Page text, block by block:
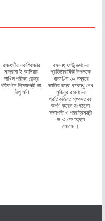
রাজধানীর বকশিবাজার
মাদরাসা ই আলিয়ায়
দাখিল পরীক্ষা কেন্দ্র
পরিদর্শনে শিক্ষামন্ত্রী ডা.
দীপু মনি
বঙ্গবন্ধু ফাউন্ডেশনের
প্রতিষ্ঠাবার্ষিকী উপলক্ষে
ধানমণ্ডি ৩২ নম্বরে
জাতির জনক বঙ্গবন্ধু শেখ
মুজিবুর রহমানের
প্রতিকৃতিতে পুষ্পস্তবক
অর্পণ করেন সংগঠনের
সভাপতি ও পররাষ্ট্রমন্ত্রী
ড. এ কে আব্দুল
মোমেন।